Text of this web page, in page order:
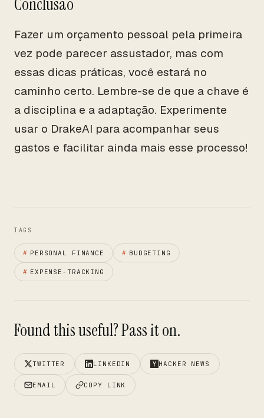
Conclusão
Fazer um orçamento pessoal pela primeira
vez pode parecer assustador, mas com
essas dicas práticas, você estará no
caminho certo. Lembre-se de que a chave é
a disciplina e a adaptação. Experimente
usar o DrakeAI para acompanhar seus
gastos e facilitar ainda mais esse processo!
TAGS
# PERSONAL FINANCE # BUDGETING
# EXPENSE-TRACKING
Found this useful? Pass it on.
TWITTER LINKEDIN HACKER NEWS
EMAIL COPY LINK